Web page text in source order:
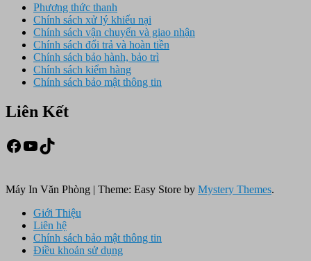
Phương thức thanh
Chính sách xử lý khiếu nại
Chính sách vận chuyển và giao nhận
Chính sách đổi trả và hoàn tiền
Chính sách bảo hành, bảo trì
Chính sách kiểm hàng
Chính sách bảo mật thông tin
Liên Kết
Facebook
Youtube
TikTok
Máy In Văn Phòng | Theme: Easy Store by Mystery Themes.
Giới Thiệu
Liên hệ
Chính sách bảo mật thông tin
Điều khoản sử dụng